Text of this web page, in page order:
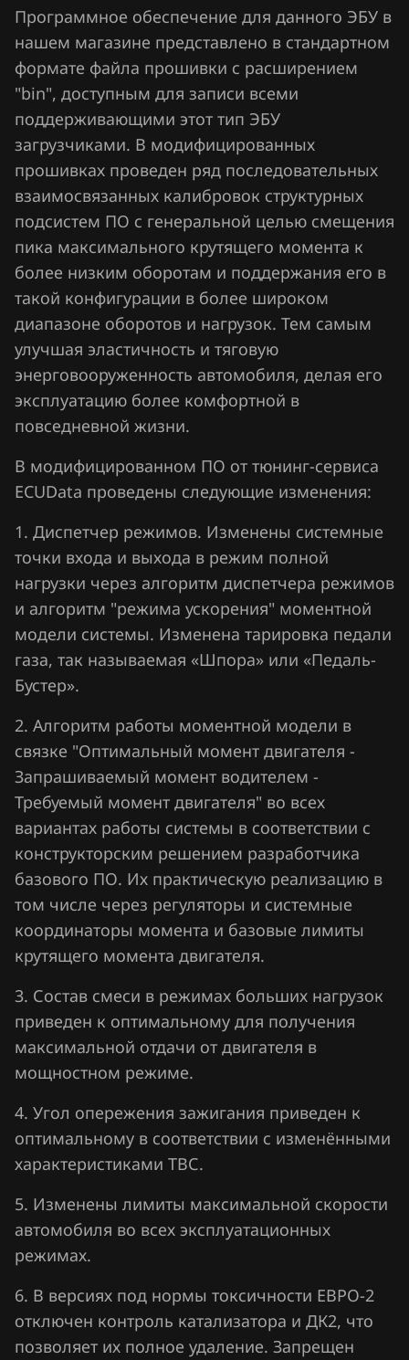
Extreme moto
FAW
Fiat
Ford
Forthing
Foton
GAC
Geely
Genesis
Great Wall
Groz
Haval
Hawtai
Honda
Hongqi
Howo
Hummer
Infiniti
Iran Khodro
Isuzu
Iveco
JAC
Jaecoo
Jaguar
Jeep
Jetour
Kaiyi
Kia
King Long
KYC
Lancia
Land Rover
Lexus
Lifan
Simos 7xx
Simos 9xx
Программное обеспечение для данного ЭБУ в
нашем магазине представлено в стандартном
формате файла прошивки с расширением
"bin", доступным для записи всеми
поддерживающими этот тип ЭБУ
загрузчиками. В модифицированных
прошивках проведен ряд последовательных
взаимосвязанных калибровок структурных
подсистем ПО с генеральной целью смещения
пика максимального крутящего момента к
более низким оборотам и поддержания его в
такой конфигурации в более широком
диапазоне оборотов и нагрузок. Тем самым
улучшая эластичность и тяговую
энерговооруженность автомобиля, делая его
эксплуатацию более комфортной в
повседневной жизни.
В модифицированном ПО от тюнинг-сервиса
ECUData проведены следующие изменения:
1. Диспетчер режимов. Изменены системные
точки входа и выхода в режим полной
нагрузки через алгоритм диспетчера режимов
и алгоритм "режима ускорения" моментной
модели системы. Изменена тарировка педали
газа, так называемая «Шпора» или «Педаль-
Бустер».
2. Алгоритм работы моментной модели в
связке "Оптимальный момент двигателя -
Запрашиваемый момент водителем -
Требуемый момент двигателя" во всех
вариантах работы системы в соответствии с
конструкторским решением разработчика
базового ПО. Их практическую реализацию в
том числе через регуляторы и системные
координаторы момента и базовые лимиты
крутящего момента двигателя.
3. Состав смеси в режимах больших нагрузок
приведен к оптимальному для получения
максимальной отдачи от двигателя в
мощностном режиме.
4. Угол опережения зажигания приведен к
оптимальному в соответствии с изменёнными
характеристиками ТВС.
5. Изменены лимиты максимальной скорости
автомобиля во всех эксплуатационных
режимах.
6. В версиях под нормы токсичности ЕВРО-2
отключен контроль катализатора и ДК2, что
позволяет их полное удаление. Запрещен